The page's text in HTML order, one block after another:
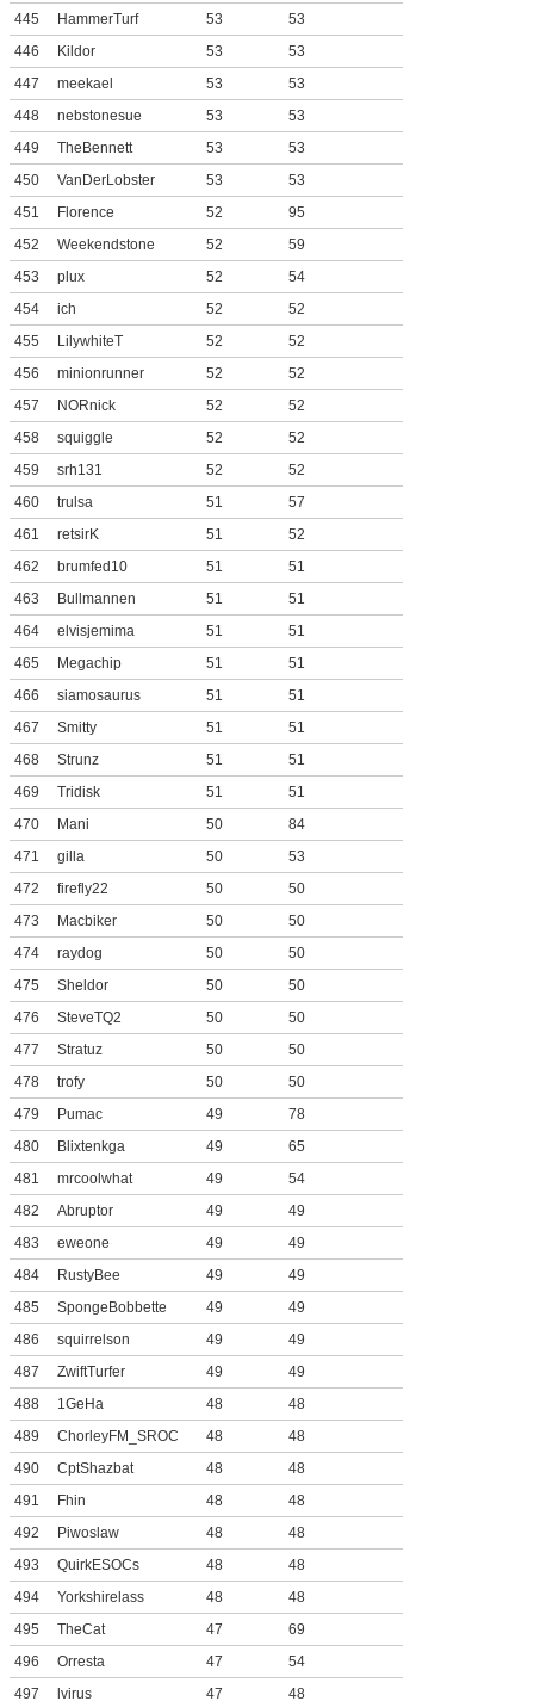
445 HammerTurf 53
53
446
Kildor 53
53
447
meekael 53
53
448
nebstonesue 53
53
449
TheBennett 53
53
450
VanDerLobster 53
53
451
Florence 52
95
452
Weekendstone 52
59
453
plux 52
54
454
ich 52
52
455
LilywhiteT 52
52
456
minionrunner 52
52
457
NORnick 52
52
458
squiggle 52
52
459
srh131 52
52
460
trulsa 51
57
461
retsirK 51
52
462
brumfed10 51
51
463
Bullmannen 51
51
464
elvisjemima 51
51
465
Megachip 51
51
466
siamosaurus 51
51
467
Smitty 51
51
468
Strunz 51
51
469
Tridisk 51
51
470
Mani 50
84
471
gilla 50
53
472
firefly22 50
50
473
Macbiker 50
50
474
raydog 50
50
475
Sheldor 50
50
476
SteveTQ2 50
50
477
Stratuz 50
50
478
trofy 50
50
479
Pumac 49
78
480
Blixtenkga 49
65
481
mrcoolwhat 49
54
482
Abruptor 49
49
483
eweone 49
49
484
RustyBee 49
49
485
SpongeBobbette 49
49
486
squirrelson 49
49
487
ZwiftTurfer 49
49
488
1GeHa 48
48
489
ChorleyFM_SROC 48
48
490
CptShazbat 48
48
491
Fhin 48
48
492
Piwoslaw 48
48
493
QuirkESOCs 48
48
494
Yorkshirelass 48
48
495
TheCat 47
69
496
Orresta 47
54
497
lvirus 47
48